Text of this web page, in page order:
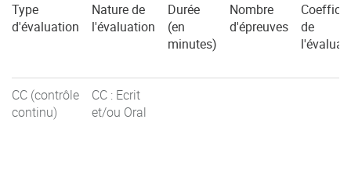
Type
d'évaluation
Nature de
l'évaluation
Durée
(en
minutes)
Nombre
d'épreuves
de
CC (contrôle
continu)
CC : Ecrit
et/ou Oral